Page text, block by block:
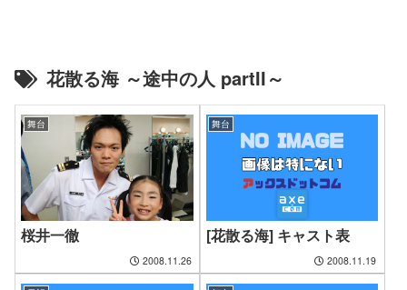
花散る海 ～途中の人 partII～
舞台
桜井一徹
2008.11.26
舞台
[花散る海] キャスト表
2008.11.19